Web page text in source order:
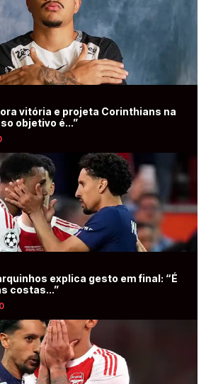
vitória e projeta Corinthians na
objetivo é...”
explica gesto em final: “É
costas...”
0